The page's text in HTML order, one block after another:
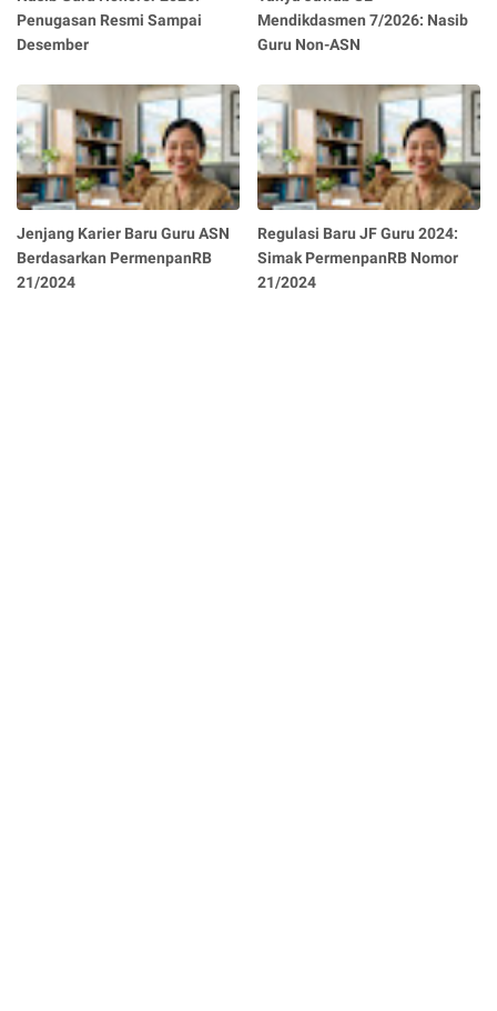
Penugasan Resmi Sampai
Desember
Mendikdasmen 7/2026: Nasib
Guru Non-ASN
Jenjang Karier Baru Guru ASN
Berdasarkan PermenpanRB
21/2024
Regulasi Baru JF Guru 2024:
Simak PermenpanRB Nomor
21/2024